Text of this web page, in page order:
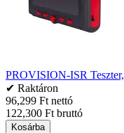
PROVISION-ISR
✔ Raktáron
96,299 Ft nettó
122,300 Ft bruttó
Kosárba